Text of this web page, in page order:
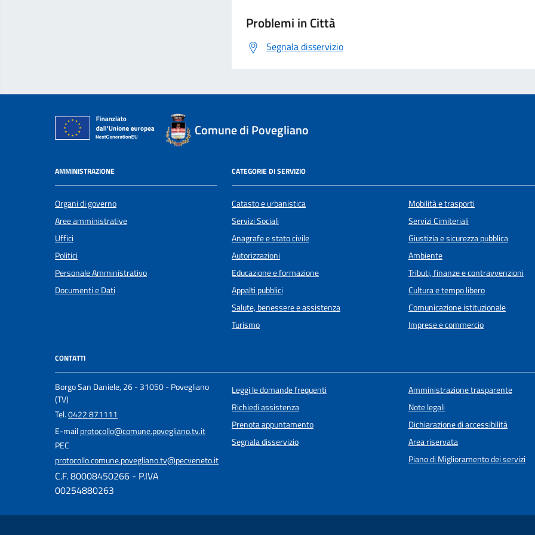
Problemi in Città
Segnala disservizio
Comune di Povegliano
AMMINISTRAZIONE
Organi di governo
Aree amministrative
Uffici
Politici
Personale Amministrativo
Documenti e Dati
CATEGORIE DI SERVIZIO
Catasto e urbanistica
Servizi Sociali
Anagrafe e stato civile
Autorizzazioni
Educazione e formazione
Appalti pubblici
Salute, benessere e assistenza
Turismo
Mobilità e trasporti
Servizi Cimiteriali
Giustizia e sicurezza pubblica
Ambiente
Tributi, finanze e contravvenzioni
Cultura e tempo libero
Comunicazione istituzionale
Imprese e commercio
CONTATTI
Borgo San Daniele, 26 - 31050 - Povegliano
(TV)
Tel.0422 871111
E-mailprotocollo@comune.povegliano.tv.it
PEC
protocollo.comune.povegliano.tv@pecveneto.it
C.F. 80008450266 - P.IVA
00254880263
Leggi le domande frequenti
Richiedi assistenza
Prenota appuntamento
Segnala disservizio
Amministrazione trasparente
Note legali
Dichiarazione di accessibilità
Area riservata
Piano di Miglioramento dei servizi